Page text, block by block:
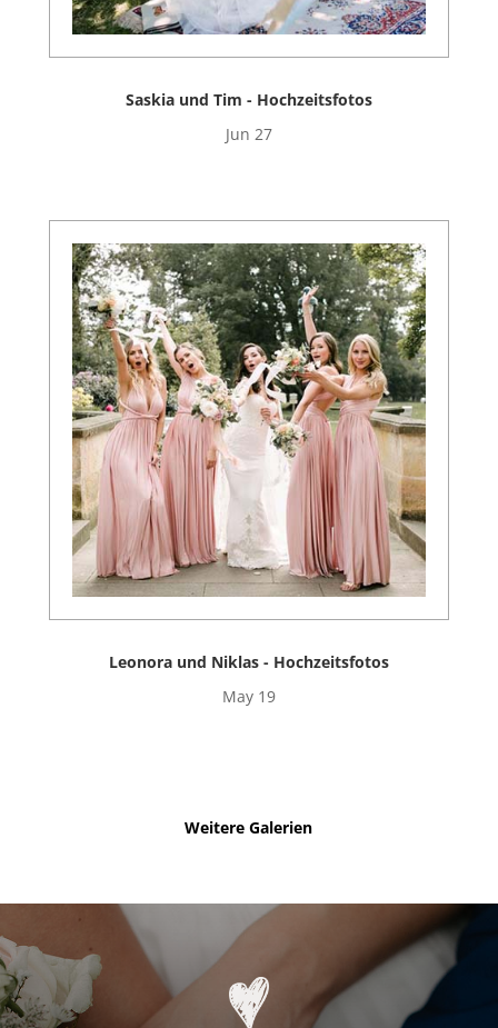
Saskia und Tim - Hochzeitsfotos
Jun 27
Leonora und Niklas - Hochzeitsfotos
May 19
Weitere Galerien